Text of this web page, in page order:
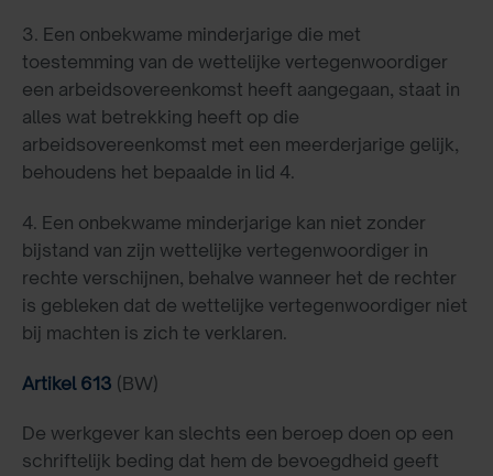
3. Een onbekwame minderjarige die met
toestemming van de wettelijke vertegenwoordiger
een arbeidsovereenkomst heeft aangegaan, staat in
alles wat betrekking heeft op die
arbeidsovereenkomst met een meerderjarige gelijk,
behoudens het bepaalde in lid 4.
4. Een onbekwame minderjarige kan niet zonder
bijstand van zijn wettelijke vertegenwoordiger in
rechte verschijnen, behalve wanneer het de rechter
is gebleken dat de wettelijke vertegenwoordiger niet
bij machten is zich te verklaren.
Artikel 613 (BW)
De werkgever kan slechts een beroep doen op een
schriftelijk beding dat hem de bevoegdheid geeft